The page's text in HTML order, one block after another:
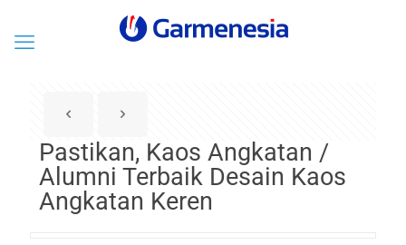
Pastikan, Kaos Angkatan /
Alumni Terbaik Desain Kaos
Angkatan Keren